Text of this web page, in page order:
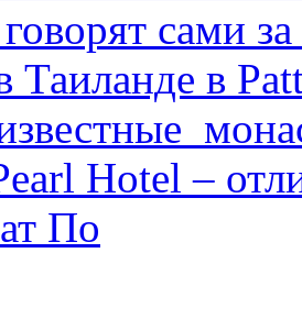
сами за
Таиланде в
Hotel –
По